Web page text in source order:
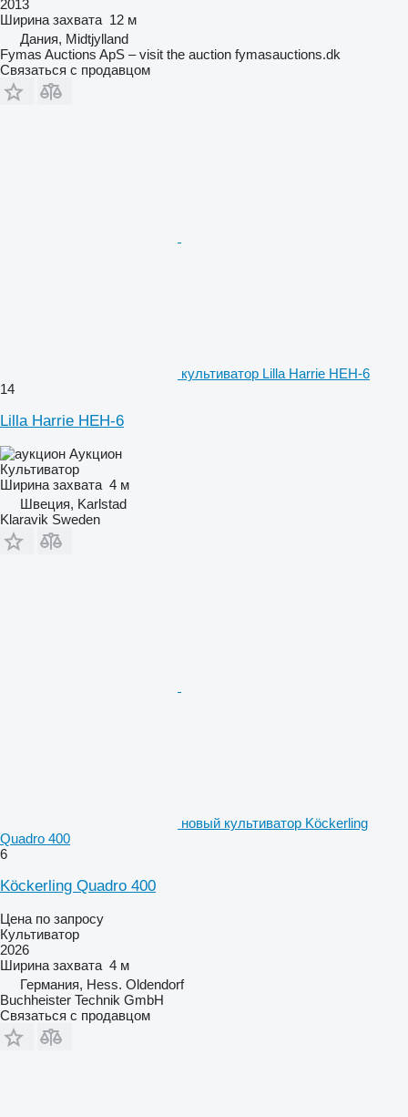
2013
Ширина захвата 12 м
Дания, Midtjylland
Fymas Auctions ApS – visit the auction fymasauctions.dk
Связаться с продавцом
культиватор Lilla Harrie HEH-6
14
Lilla Harrie HEH-6
Аукцион
Культиватор
Ширина захвата 4 м
Швеция, Karlstad
Klaravik Sweden
новый культиватор Köckerling
Quadro 400
6
Köckerling Quadro 400
Цена по запросу
Культиватор
2026
Ширина захвата 4 м
Германия, Hess. Oldendorf
Buchheister Technik GmbH
Связаться с продавцом